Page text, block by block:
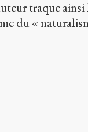
traque
du «